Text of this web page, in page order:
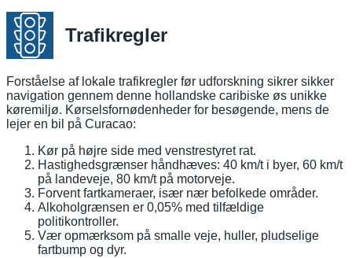
Trafikregler
Forståelse af lokale trafikregler før udforskning sikrer sikker
navigation gennem denne hollandske caribiske øs unikke
køremiljø. Kørselsfornødenheder for besøgende, mens de
lejer en bil på Curacao:
Kør på højre side med venstrestyret rat.
Hastighedsgrænser håndhæves: 40 km/t i byer, 60 km/t
på landeveje, 80 km/t på motorveje.
Forvent fartkameraer, især nær befolkede områder.
Alkoholgrænsen er 0,05% med tilfældige
politikontroller.
Vær opmærksom på smalle veje, huller, pludselige
fartbump og dyr.